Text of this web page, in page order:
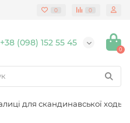
0 0
+38 (098) 152 55 45
0
для скандинавської